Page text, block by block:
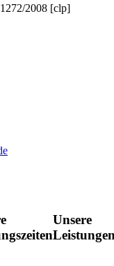
2008 [clp]
Unsere